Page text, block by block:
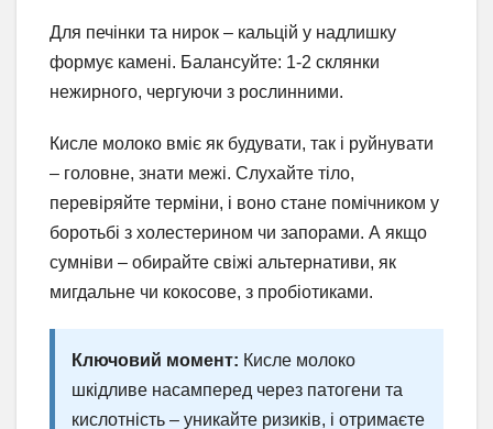
Для печінки та нирок – кальцій у надлишку
формує камені. Балансуйте: 1-2 склянки
нежирного, чергуючи з рослинними.
Кисле молоко вміє як будувати, так і руйнувати
– головне, знати межі. Слухайте тіло,
перевіряйте терміни, і воно стане помічником у
боротьбі з холестерином чи запорами. А якщо
сумніви – обирайте свіжі альтернативи, як
мигдальне чи кокосове, з пробіотиками.
Ключовий момент: Кисле молоко
шкідливе насамперед через патогени та
кислотність – уникайте ризиків, і отримаєте